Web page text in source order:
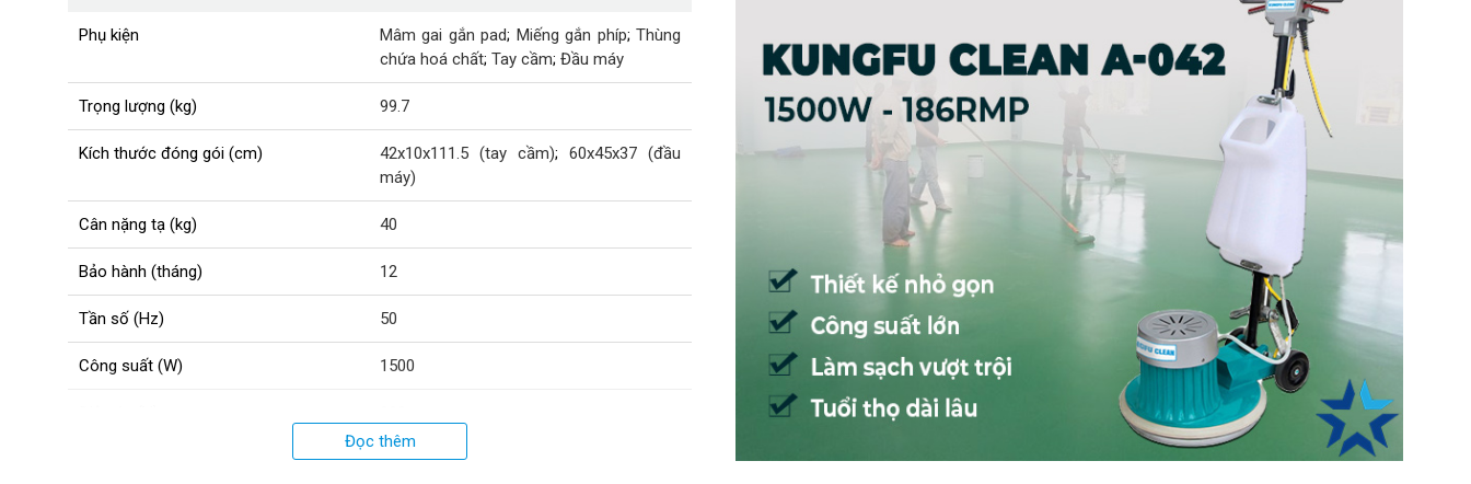
Phụ kiện Mâm gai gắn pad; Miếng gắn phíp;Thùng
chứa hoá chất; Tay cầm; Đầu máy
Trọng lượng (kg) 99.7
Kích thước đóng gói (cm) 42x10x111.5 (tay cầm); 60x45x37 (đầu
máy)
Cân nặng tạ (kg) 40
Bảo hành (tháng) 12
Tần số (Hz) 50
Công suất (W) 1500
17
Đọc thêm